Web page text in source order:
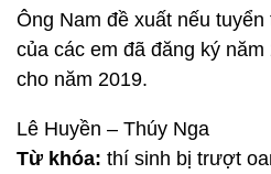
Ông Nam đề xuất nếu
của các em đã đăng ký
cho năm 2019.
Lê Huyền – Thúy Nga
Từ khóa: thí sinh bị trượt